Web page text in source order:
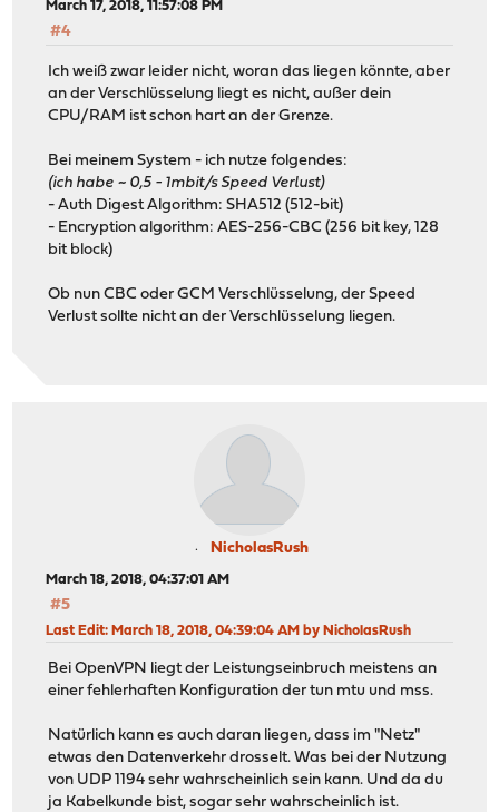
March 17, 2018, 11:57:08 PM
#4
Ich weiß zwar leider nicht, woran das liegen könnte, aber
an der Verschlüsselung liegt es nicht, außer dein
CPU/RAM ist schon hart an der Grenze.
Bei meinem System - ich nutze folgendes:
(ich habe ~ 0,5 - 1mbit/s Speed Verlust)
- Auth Digest Algorithm: SHA512 (512-bit)
- Encryption algorithm: AES-256-CBC (256 bit key, 128
bit block)
Ob nun CBC oder GCM Verschlüsselung, der Speed
Verlust sollte nicht an der Verschlüsselung liegen.
NicholasRush
March 18, 2018, 04:37:01 AM
#5
Last Edit: March 18, 2018, 04:39:04 AM by NicholasRush
Bei OpenVPN liegt der Leistungseinbruch meistens an
einer fehlerhaften Konfiguration der tun mtu und mss.
Natürlich kann es auch daran liegen, dass im "Netz"
etwas den Datenverkehr drosselt. Was bei der Nutzung
von UDP 1194 sehr wahrscheinlich sein kann. Und da du
ja Kabelkunde bist, sogar sehr wahrscheinlich ist.